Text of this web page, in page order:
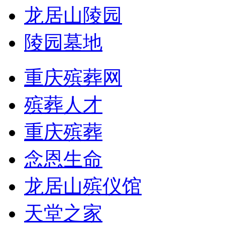
龙居山陵园
陵园墓地
重庆殡葬网
殡葬人才
重庆殡葬
念恩生命
龙居山殡仪馆
天堂之家